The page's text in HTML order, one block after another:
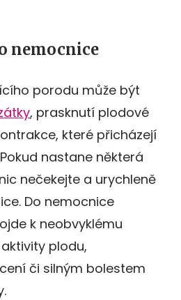
nemocnice
porodu může být
, prasknutí plodové
které přicházejí
nastane některá
nečekejte a urychleně
Do nemocnice
k neobvyklému
plodu,
či silným bolestem